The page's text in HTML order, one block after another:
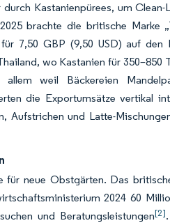
Kastanienpürees, um
brachte die britische Marke
7,50 GBP (9,50 USD) auf
wo Kastanien für 350–850
weil Bäckereien
die Exportumsätze vertikal
Aufstrichen und Latte-
neue Obstgärten. Das
2024 60
und Beratungsleistungen[2]